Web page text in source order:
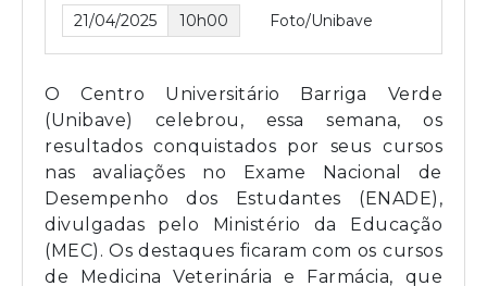
21/04/2025 10h00 Foto/Unibave
O Centro Universitário Barriga Verde
(Unibave) celebrou, essa semana, os
resultados conquistados por seus cursos
nas avaliações no Exame Nacional de
Desempenho dos Estudantes (ENADE),
divulgadas pelo Ministério da Educação
(MEC). Os destaques ficaram com os cursos
de Medicina Veterinária e Farmácia, que